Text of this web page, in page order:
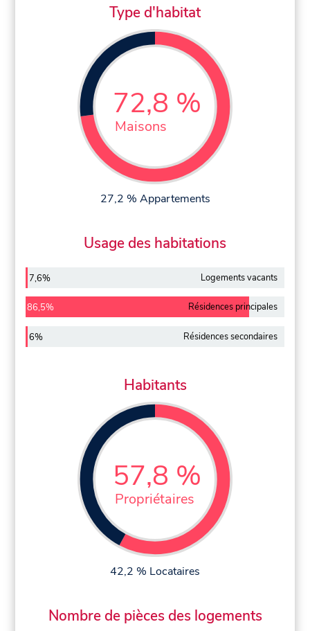
Type d'habitat
72,8 %
Maisons
27,2 % Appartements
Usage des habitations
7,6% Logements vacants
86,5% Résidences principales
6% Résidences secondaires
Habitants
57,8 %
Propriétaires
42,2 % Locataires
Nombre de pièces des logements